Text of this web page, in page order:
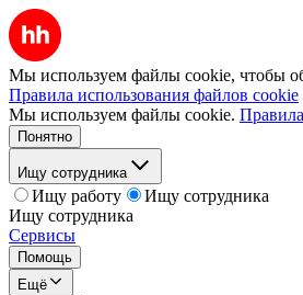
Мы используем файлы cookie, чтобы
Правила использования файлов cookie
Мы используем файлы cookie.
Понятно
Ищу сотрудника
Ищу работу
Ищу сотрудника
Ищу сотрудника
Сервисы
Помощь
Ещё